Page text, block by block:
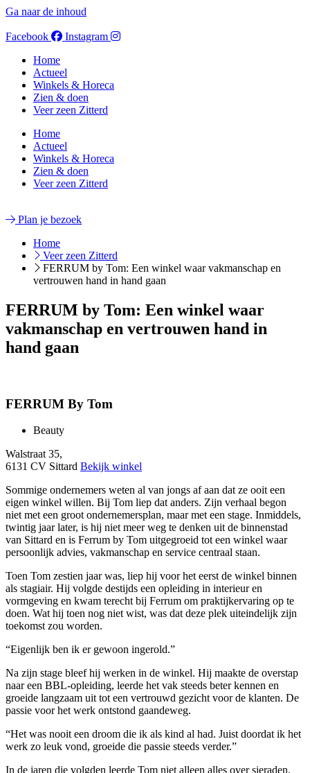
Ga naar de inhoud
Facebook
Instagram
Home
Actueel
Winkels & Horeca
Zien & doen
Veer zeen Zitterd
Home
Actueel
Winkels & Horeca
Zien & doen
Veer zeen Zitterd
Plan je bezoek
Home
Veer zeen Zitterd
FERRUM by Tom: Een winkel waar vakmanschap en
vertrouwen hand in hand gaan
FERRUM by Tom: Een winkel waar
vakmanschap en vertrouwen hand in
hand gaan
FERRUM By Tom
Beauty
Walstraat 35,
6131 CV Sittard Bekijk winkel
Sommige ondernemers weten al van jongs af aan dat ze ooit een
eigen winkel willen. Bij Tom liep dat anders. Zijn verhaal begon
niet met een groot ondernemersplan, maar met een stage. Inmiddels,
twintig jaar later, is hij niet meer weg te denken uit de binnenstad
van Sittard en is Ferrum by Tom uitgegroeid tot een winkel waar
persoonlijk advies, vakmanschap en service centraal staan.
Toen Tom zestien jaar was, liep hij voor het eerst de winkel binnen
als stagiair. Hij volgde destijds een opleiding in interieur en
vormgeving en kwam terecht bij Ferrum om praktijkervaring op te
doen. Wat hij toen nog niet wist, was dat deze plek uiteindelijk zijn
toekomst zou worden.
“Eigenlijk ben ik er gewoon ingerold.”
Na zijn stage bleef hij werken in de winkel. Hij maakte de overstap
naar een BBL-opleiding, leerde het vak steeds beter kennen en
groeide langzaam uit tot een vertrouwd gezicht voor de klanten. De
passie voor het werk ontstond gaandeweg.
“Het was nooit een droom die ik als kind al had. Juist doordat ik het
werk zo leuk vond, groeide die passie steeds verder.”
In de jaren die volgden leerde Tom niet alleen alles over sieraden,